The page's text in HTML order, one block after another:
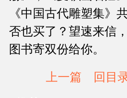
《中国古代雕塑集》
否也买了？望速来信
图书寄双份给你。
上一篇 回目